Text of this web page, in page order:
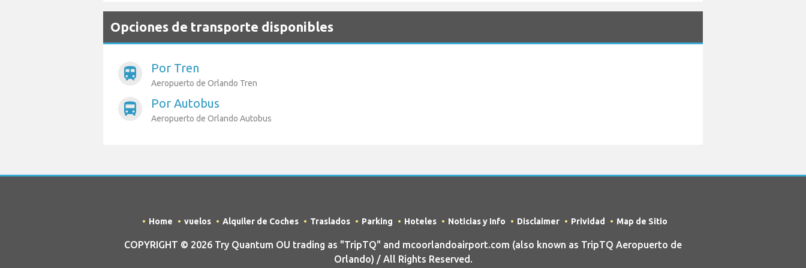
Opciones de transporte disponibles
train Por Tren
Aeropuerto de Orlando Tren
directions_bus Por Autobus
Aeropuerto de Orlando Autobus
Home vuelos Alquiler de Coches Traslados Parking Hoteles Noticias y Info Disclaimer Prividad Map de Sitio
COPYRIGHT © 2026 Try Quantum OU trading as "TripTQ" and mcoorlandoairport.com (also known as TripTQ Aeropuerto de
Orlando) / All Rights Reserved.